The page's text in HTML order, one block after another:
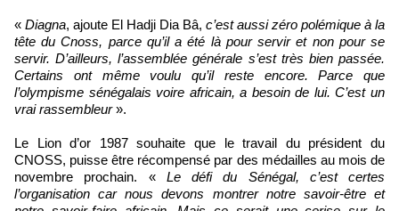
« Diagna, ajoute El Hadji Dia Bâ, c’est aussi zéro polémique à la
tête du Cnoss, parce qu’il a été là pour servir et non pour se
servir. D’ailleurs, l’assemblée générale s’est très bien passée.
Certains ont même voulu qu’il reste encore. Parce que
l’olympisme sénégalais voire africain, a besoin de lui. C’est un
vrai rassembleur».
Le Lion d’or 1987 souhaite que le travail du président du
CNOSS, puisse être récompensé par des médailles au mois de
novembre prochain. « Le défi du Sénégal, c’est certes
l’organisation car nous devons montrer notre savoir-être et